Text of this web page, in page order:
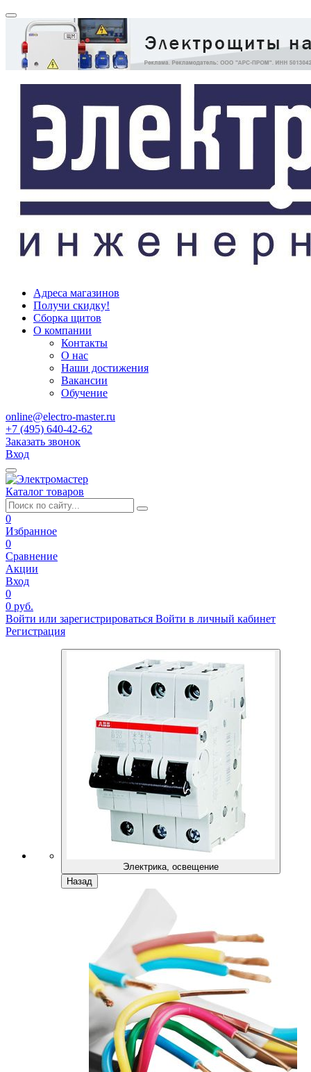
Адреса магазинов
Получи скидку!
Сборка щитов
О компании
Контакты
О нас
Наши достижения
Вакансии
Обучение
online@electro-master.ru
+7 (495) 640-42-62
Заказать звонок
Вход
Каталог товаров
0
Избранное
0
Сравнение
Акции
Вход
0
0 руб.
Войти или зарегистрироваться Войти в личный кабинет
Регистрация
Электрика, освещение
Назад